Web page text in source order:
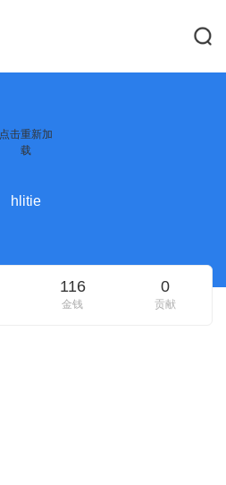
点击重新加
载
hlitie
116
金钱
0
贡献